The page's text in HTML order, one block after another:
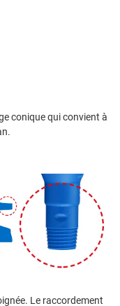
conique qui convient à
Le raccordement